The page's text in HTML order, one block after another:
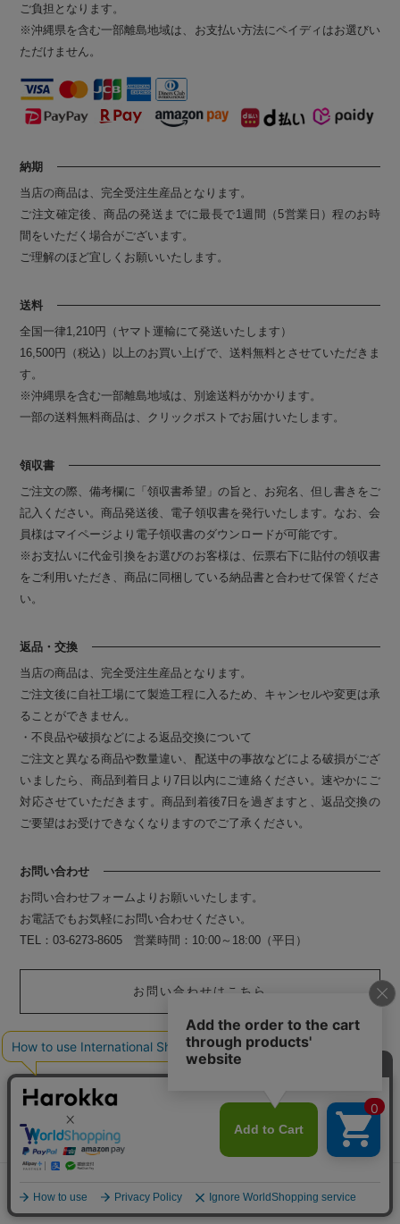
ご負担となります。
※沖縄県を含む一部離島地域は、お支払い方法にペイディはお選びい
ただけません。
納期
当店の商品は、完全受注生産品となります。
ご注文確定後、商品の発送までに最長で1週間（5営業日）程のお時
間をいただく場合がございます。
ご理解のほど宜しくお願いいたします。
送料
全国一律1,210円（ヤマト運輸にて発送いたします）
16,500円（税込）以上のお買い上げで、送料無料とさせていただきま
す。
※沖縄県を含む一部離島地域は、別途送料がかかります。
一部の送料無料商品は、クリックポストでお届けいたします。
領収書
ご注文の際、備考欄に「領収書希望」の旨と、お宛名、但し書きをご
記入ください。商品発送後、電子領収書を発行いたします。なお、会
員様はマイページより電子領収書のダウンロードが可能です。
※お支払いに代金引換をお選びのお客様は、伝票右下に貼付の領収書
をご利用いただき、商品に同梱している納品書と合わせて保管くださ
い。
返品・交換
当店の商品は、完全受注生産品となります。
ご注文後に自社工場にて製造工程に入るため、キャンセルや変更は承
ることができません。
・不良品や破損などによる返品交換について
ご注文と異なる商品や数量違い、配送中の事故などによる破損がござ
いましたら、商品到着日より7日以内にご連絡ください。速やかにご
対応させていただきます。商品到着後7日を過ぎますと、返品交換の
ご要望はお受けできなくなりますのでご了承ください。
お問い合わせ
お問い合わせフォームよりお願いいたします。
お電話でもお気軽にお問い合わせください。
TEL：03-6273-8605 営業時間：10:00～18:00（平日）
お問い合わせはこちら
その他の人気グラデーションデ
ザインはこちら
翡翠 紅葉